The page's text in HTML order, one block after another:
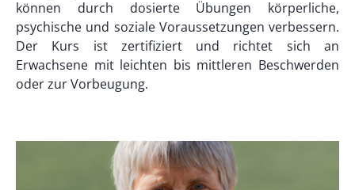
können durch dosierte Übungen körperliche,
psychische und soziale Voraussetzungen verbessern.
Der Kurs ist zertifiziert und richtet sich an
Erwachsene mit leichten bis mittleren Beschwerden
oder zur Vorbeugung.